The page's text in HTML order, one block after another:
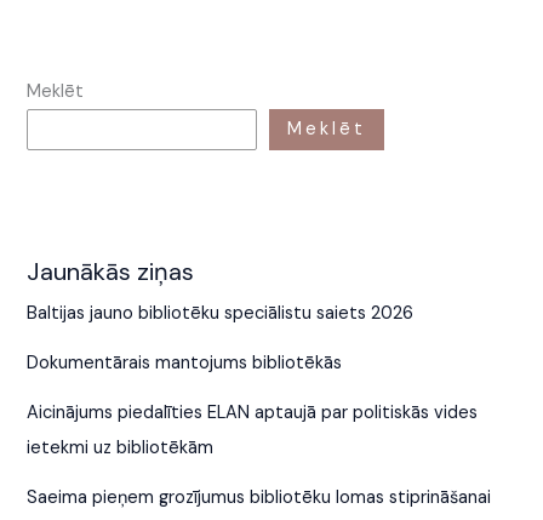
Meklēt
Meklēt
Jaunākās ziņas
Baltijas jauno bibliotēku speciālistu saiets 2026
Dokumentārais mantojums bibliotēkās
Aicinājums piedalīties ELAN aptaujā par politiskās vides
ietekmi uz bibliotēkām
Saeima pieņem grozījumus bibliotēku lomas stiprināšanai